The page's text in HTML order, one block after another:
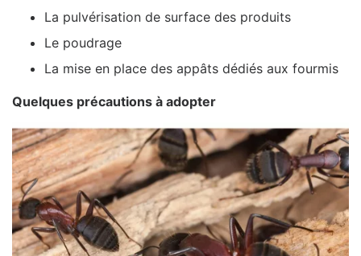
La pulvérisation de surface des produits
Le poudrage
La mise en place des appâts dédiés aux fourmis
Quelques précautions à adopter